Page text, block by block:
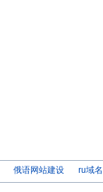
俄语网站建设 ru域